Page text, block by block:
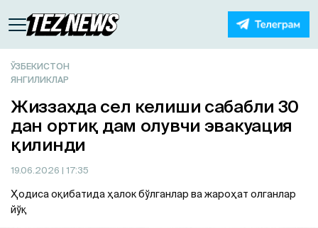
ЎЗБЕКИСТОН
ЯНГИЛИКЛАР
Жиззахда сел келиши сабабли 30
дан ортиқ дам олувчи эвакуация
қилинди
19.06.2026 | 17:35
Ҳодиса оқибатида ҳалок бўлганлар ва жароҳат олганлар
йўқ